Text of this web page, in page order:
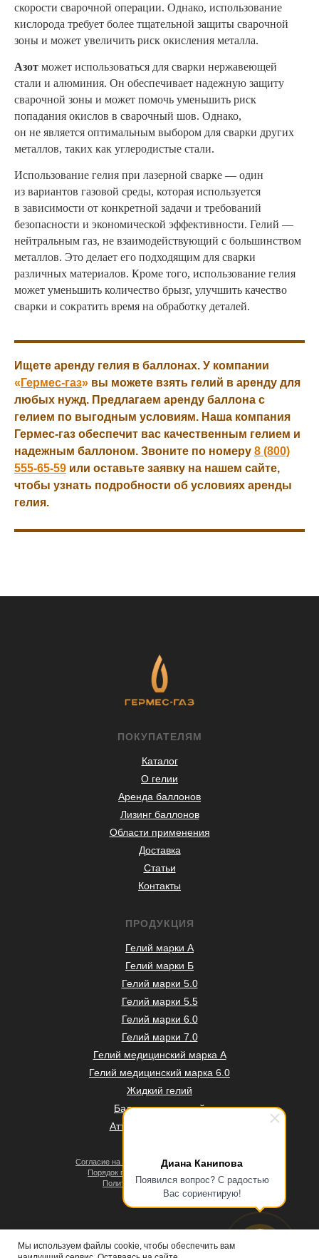
Диана Канипова
Появился вопрос? С радостью
Вас сориентирую!
скорости сварочной операции. Однако, использование
кислорода требует более тщательной защиты сварочной
зоны и может увеличить риск окисления металла.
Азот может использоваться для сварки нержавеющей
стали и алюминия. Он обеспечивает надежную защиту
сварочной зоны и может помочь уменьшить риск
попадания окислов в сварочный шов. Однако,
он не является оптимальным выбором для сварки других
металлов, таких как углеродистые стали.
Использование гелия при лазерной сварке — один
из вариантов газовой среды, которая используется
в зависимости от конкретной задачи и требований
безопасности и экономической эффективности. Гелий —
нейтральным газ, не взаимодействующий с большинством
металлов. Это делает его подходящим для сварки
различных материалов. Кроме того, использование гелия
может уменьшить количество брызг, улучшить качество
сварки и сократить время на обработку деталей.
Ищете аренду гелия в баллонах. У компании
« Гермес-газ» вы можете взять гелий в аренду для
любых нужд. Предлагаем аренду баллона с
гелием по выгодным условиям. Наша компания
Гермес-газ обеспечит вас качественным гелием и
надежным баллоном. Звоните по номеру 8 (800)
555-65-59 или оставьте заявку на нашем сайте,
чтобы узнать подробности об условиях аренды
гелия.
ПРОДУКЦИЯ
Гелий марки А
Гелий марки Б
Гелий марки 5.0
Гелий марки 5.5
Гелий марки 6.0
Гелий марки 7.0
Гелий медицинский марка А
Гелий медицинский марка 6.0
Жидкий гелий
Баллоны под гелий
Аттестация баллонов
ПОКУПАТЕЛЯМ
Каталог
О гелии
Аренда баллонов
Лизинг баллонов
Области применения
Доставка
Статьи
Контакты
Согласие на обработку персональных данных
Порядок проведения оплат и возвратов
Политика конфиденциальности
Договор оферты
Мы используем файлы cookie, чтобы обеспечить вам